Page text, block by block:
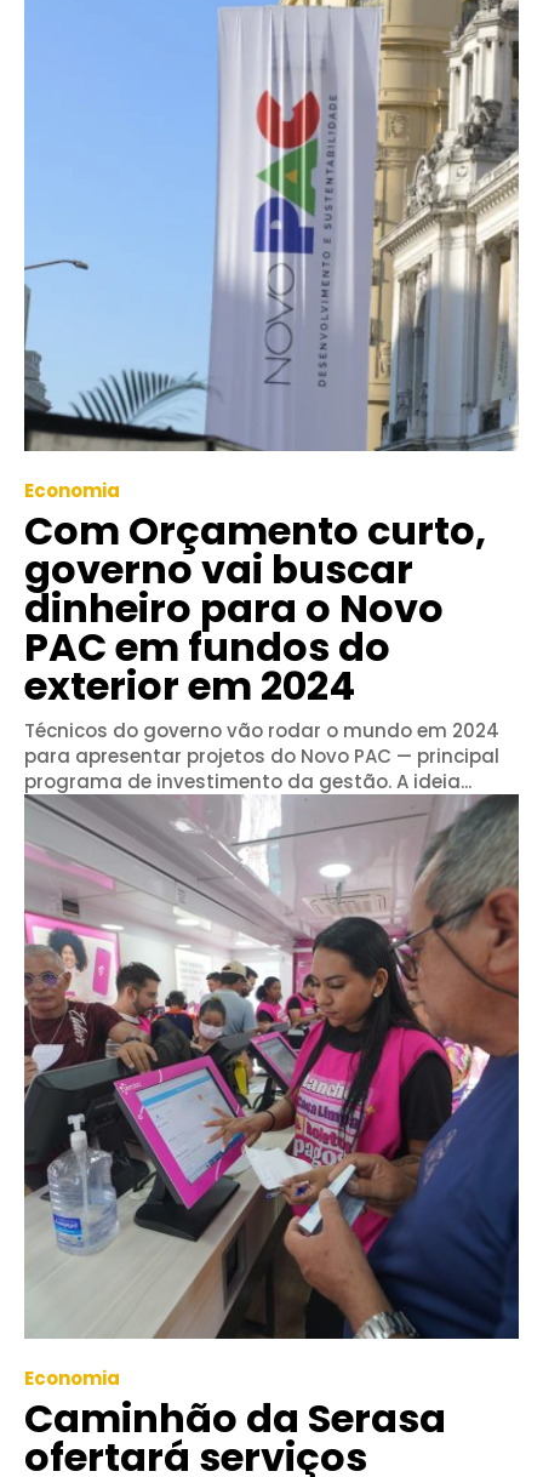
Economia
Com Orçamento curto,
governo vai buscar
dinheiro para o Novo
PAC em fundos do
exterior em 2024
Técnicos do governo vão rodar o mundo em 2024
para apresentar projetos do Novo PAC — principal
programa de investimento da gestão. A ideia...
Economia
Caminhão da Serasa
ofertará serviços